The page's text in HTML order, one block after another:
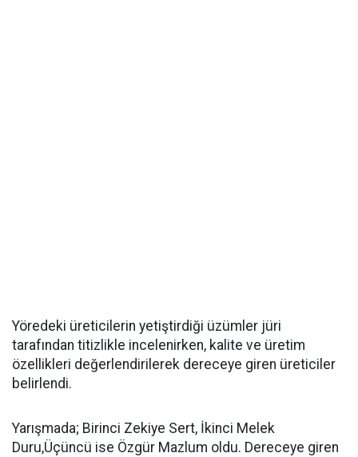
Yöredeki üreticilerin yetiştirdiği üzümler jüri
tarafından titizlikle incelenirken, kalite ve üretim
özellikleri değerlendirilerek dereceye giren üreticiler
belirlendi.
Yarışmada; Birinci Zekiye Sert, İkinci Melek
Duru,Üçüncü ise Özgür Mazlum oldu. Dereceye giren